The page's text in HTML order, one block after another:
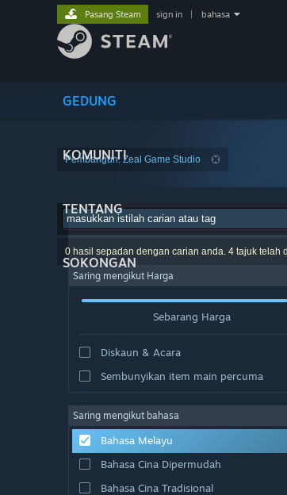
GEDUNG
KOMUNITI
TENTANG
SOKONGAN
Pasang Steam sign in bahasa
Pembangun: Zeal Game Studio
0 hasil sepadan dengan carian anda. 4 tajuk
Saring mengikut Harga
Sebarang Harga
Diskaun & Acara
Sembunyikan item main percuma
Saring mengikut bahasa
Bahasa Melayu
Bahasa Cina Dipermudah
Bahasa Cina Tradisional